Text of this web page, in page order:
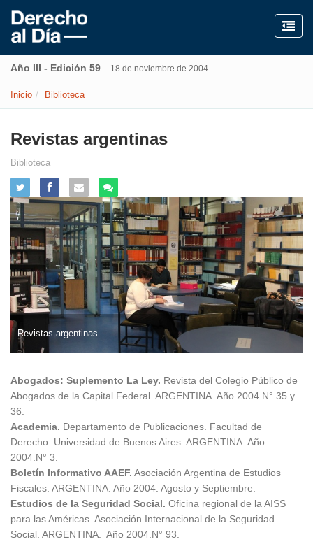
Año III - Edición 59 18 de noviembre de 2004
Inicio Biblioteca
Revistas argentinas
Biblioteca
Revistas argentinas
Abogados: Suplemento La Ley. Revista del Colegio Público de
Abogados de la Capital Federal. ARGENTINA. Año 2004.N° 35 y
36.
Academia. Departamento de Publicaciones. Facultad de
Derecho. Universidad de Buenos Aires. ARGENTINA. Año
2004.N° 3.
Boletín Informativo AAEF. Asociación Argentina de Estudios
Fiscales. ARGENTINA. Año 2004. Agosto y Septiembre.
Estudios de la Seguridad Social. Oficina regional de la AISS
para las Américas. Asociación Internacional de la Seguridad
Social. ARGENTINA. Año 2004.N° 93.